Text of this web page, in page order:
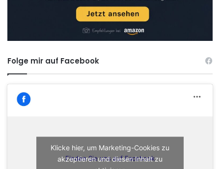
Folge mir auf Facebook
Finden Sie uns auf Facebook
Klicke hier, um Marketing-Cookies zu
akzeptieren und diesen Inhalt zu